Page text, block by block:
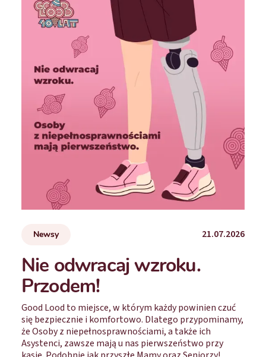
Newsy 21.07.2026
Nie odwracaj wzroku.
Przodem!
Good Lood to miejsce, w którym każdy powinien czuć
się bezpiecznie i komfortowo. Dlatego przypominamy,
że Osoby z niepełnosprawnościami, a także ich
Asystenci, zawsze mają u nas pierwszeństwo przy